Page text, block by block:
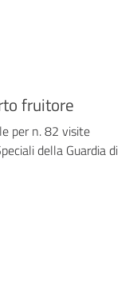
fruitore
per n. 82 visite
della Guardia di